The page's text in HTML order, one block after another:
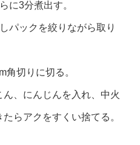
に3分煮出す。
パックを絞りながら取り
切りに切る。
、にんじんを入れ、中火
らアクをすくい捨てる。